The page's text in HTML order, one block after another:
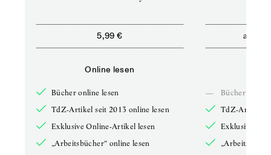
5,99 €
Online lesen
Bücher online lesen
TdZ-Artikel seit 2013 online lesen
Exklusive Online-Artikel lesen
„Arbeitsbücher“ online lesen
ab
—
Bücher online
TdZ-Artikel
Exklusive